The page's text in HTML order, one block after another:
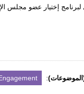
لبرنامج إختيار عضو مجلس
: